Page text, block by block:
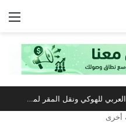
سلطنة عُمان تفوز برئاسة الاتحاد العربي للهوكي ونقل المقر لمسقط
أخرى